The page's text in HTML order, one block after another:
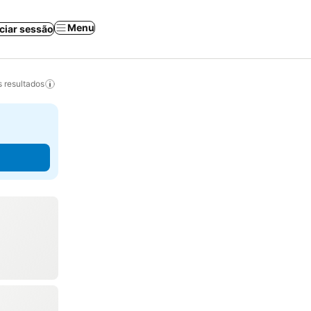
sessão Menu
resultados